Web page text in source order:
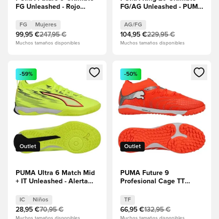
FG Unleashed - Rojo
White/PUMA Negro/Puma
Plata Mujeres
FG Mujeres
99,95 €247,95 €
Muchos tamaños disponibles
FG/AG Unleashed - PUMA
resplandeciente/Alerta
amarilla
AG/FG
104,95 €229,95 €
Muchos tamaños disponibles
Abre un modal para iniciar sesión o registrarse como
Outlet
-59%
PUMA Ultra 6 Match Mid
+ IT Unleashed - Alerta
Negro/Rojo
resplandeciente/Lima
Squeeze Niños
IC Niños
28,95 €70,95 €
Muchos tamaños disponibles
Abre un modal para iniciar
Outlet
-50%
PUMA Future 9
Profesional Cage TT
resplandeciente/PUMA
White/PUMA Negro/Puma
Plata
TF
66,95 €132,95 €
Muchos tamaños disponibles